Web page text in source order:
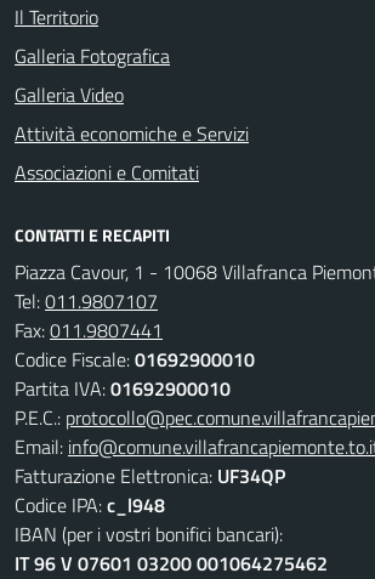
Il Territorio
Galleria Fotografica
Galleria Video
Attività economiche e Servizi
Associazioni e Comitati
CONTATTI E RECAPITI
Piazza Cavour, 1 - 10068 Villafranca
Tel:011.9807107
Fax:011.9807441
Codice Fiscale:01692900010
Partita IVA:01692900010
P.E.C.:
Email:
Fatturazione Elettronica: UF34QP
Codice IPA:c_l948
IBAN (per i vostri bonifici bancari):
IT 96 V 07601 03200 001064275462